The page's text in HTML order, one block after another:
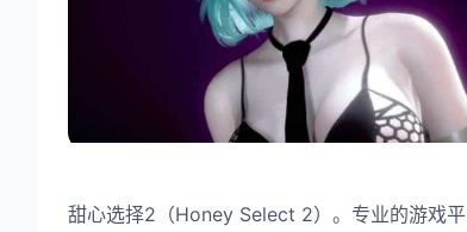
甜心选择2（Honey Select 2）。专业的游戏平